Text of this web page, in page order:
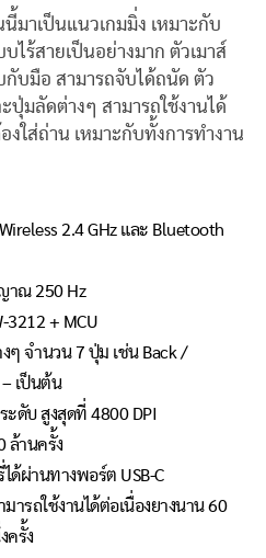
นี้มาเป็นแนวเกมมิ่ง เหมาะกับ
ไร้สายเป็นอย่างมาก ตัวเมาส์
กับมือ สามารถจับได้ถนัด ตัว
ปุ่มลัดต่างๆ สามารถใช้งานได้
งใส่ถ่าน เหมาะกับทั้งการทำงาน
2.4 GHz และ Bluetooth
าณ 250 Hz
3212 + MCU
ๆ จำนวน 7 ปุ่ม เช่น Back /
– เป็นต้น
ะดับ สูงสุดที่ 4800 DPI
ล้านครั้ง
ด้ผ่านทางพอร์ต USB-C
ารถใช้งานได้ต่อเนื่องยางนาน 60
ครั้ง